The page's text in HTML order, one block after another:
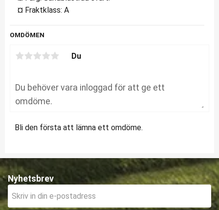
¤ Fraktklass: A
OMDÖMEN
Du
Bli den första att lämna ett omdöme.
Nyhetsbrev